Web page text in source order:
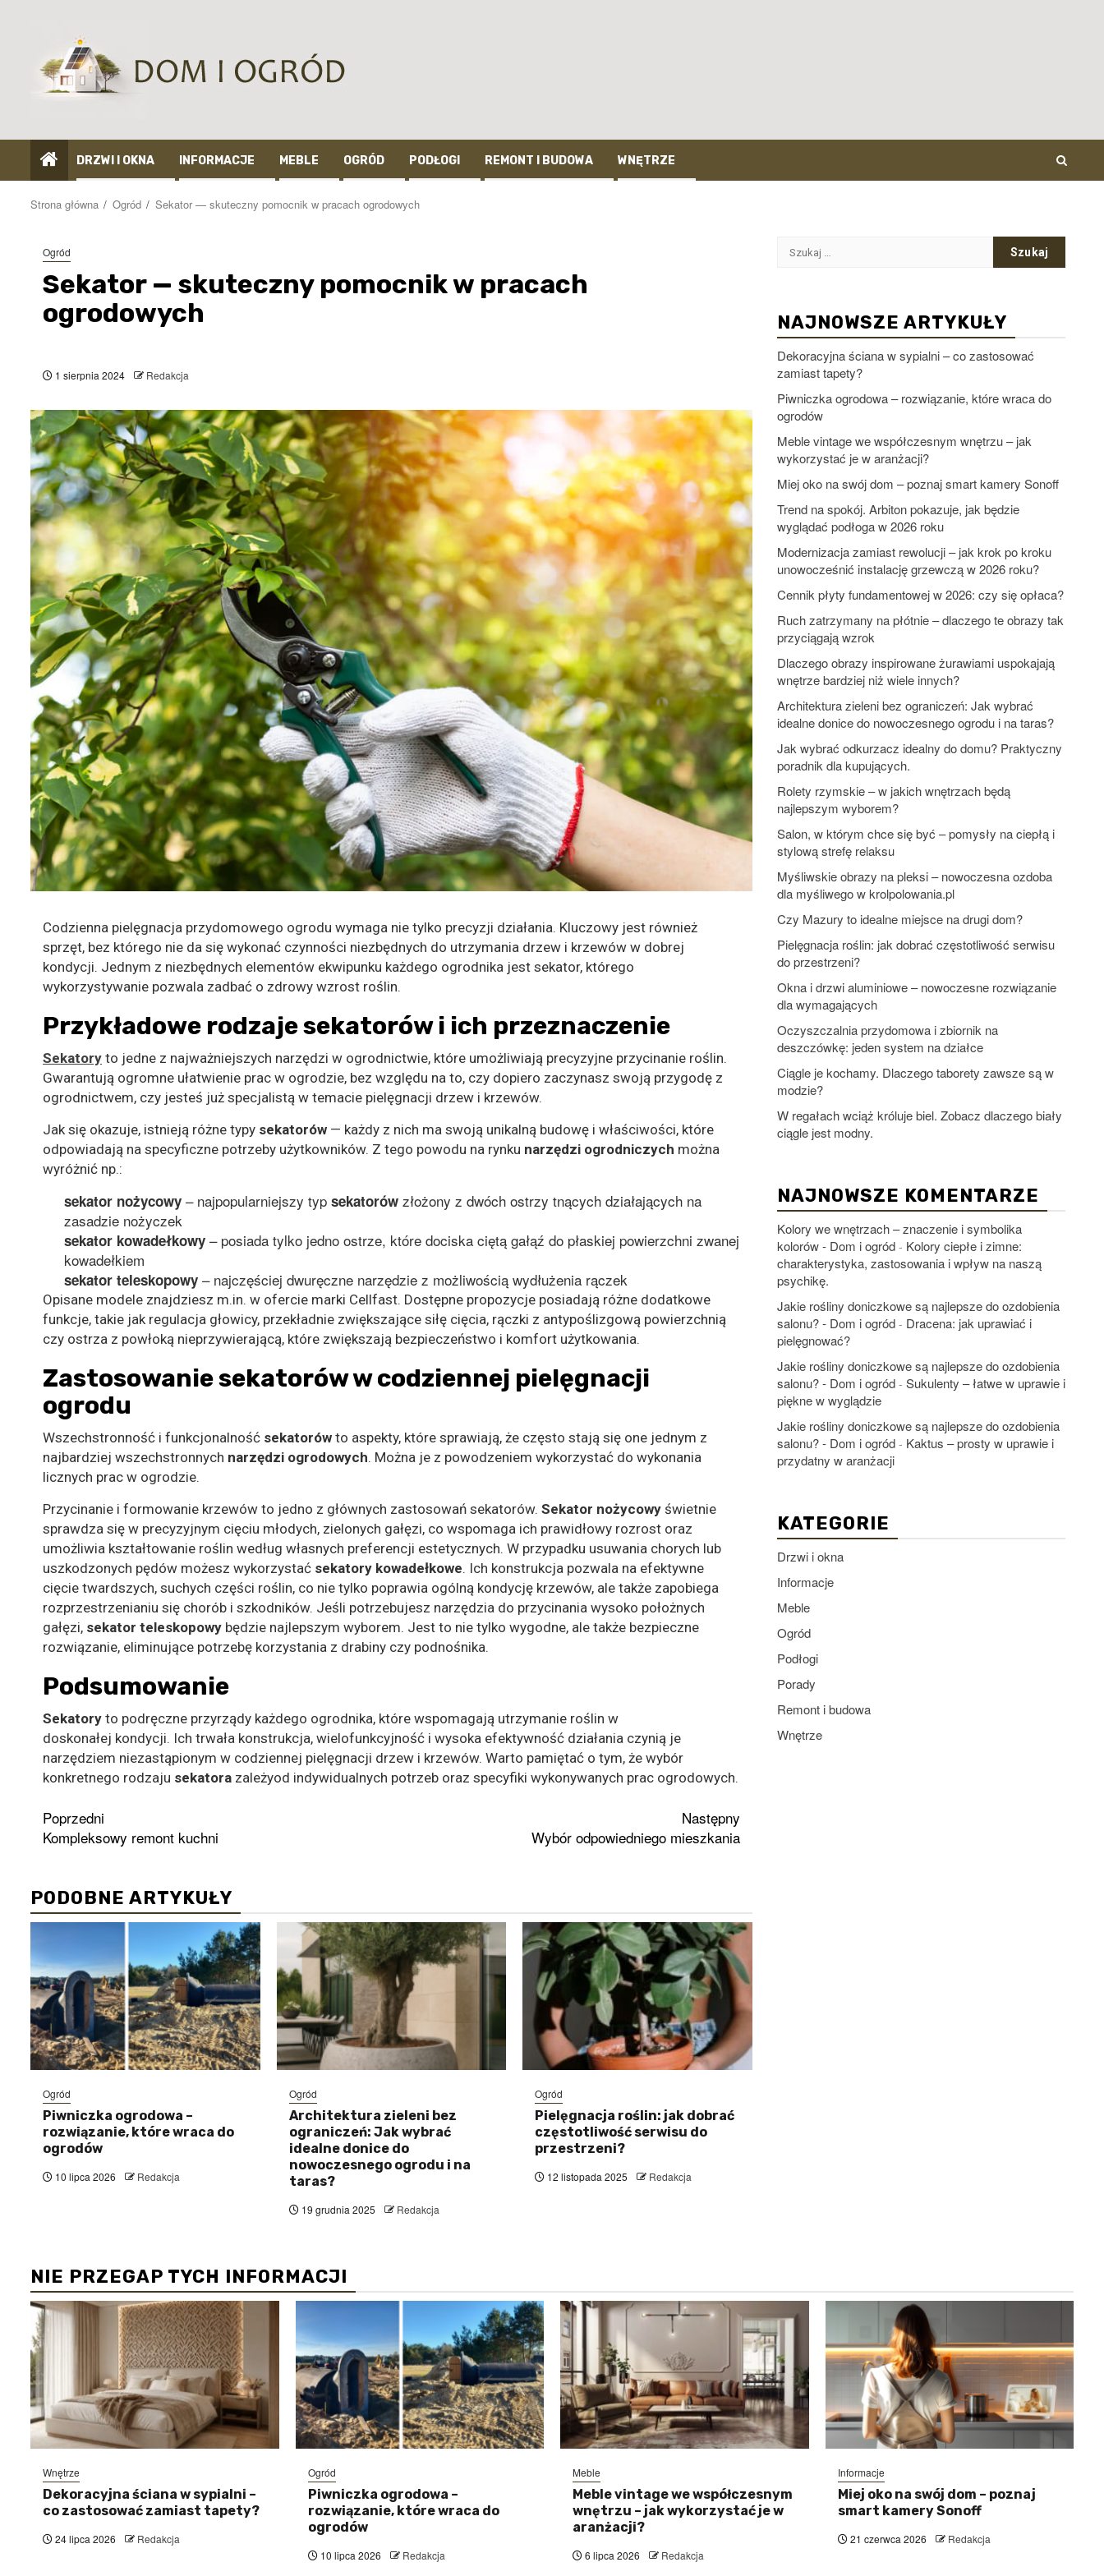
DRZWI I OKNA INFORMACJE MEBLE OGRÓD PODŁOGI REMONT I BUDOWA WNĘTRZE
Strona główna Ogród Sekator — skuteczny pomocnik w pracach ogrodowych
Ogród
Sekator — skuteczny pomocnik w pracach
ogrodowych
1 sierpnia 2024 Redakcja
Codzienna pielęgnacja przydomowego ogrodu wymaga nie tylko precyzji działania. Kluczowy jest również
sprzęt, bez którego nie da się wykonać czynności niezbędnych do utrzymania drzew i krzewów w dobrej
kondycji. Jednym z niezbędnych elementów ekwipunku każdego ogrodnika jest sekator, którego
wykorzystywanie pozwala zadbać o zdrowy wzrost roślin.
Przykładowe rodzaje sekatorów i ich przeznaczenie
Sekatory to jedne z najważniejszych narzędzi w ogrodnictwie, które umożliwiają precyzyjne przycinanie roślin.
Gwarantują ogromne ułatwienie prac w ogrodzie, bez względu na to, czy dopiero zaczynasz swoją przygodę z
ogrodnictwem, czy jesteś już specjalistą w temacie pielęgnacji drzew i krzewów.
Jak się okazuje, istnieją różne typy sekatorów — każdy z nich ma swoją unikalną budowę i właściwości, które
odpowiadają na specyficzne potrzeby użytkowników. Z tego powodu na rynku narzędzi ogrodniczych można
wyróżnić np.:
sekator nożycowy– najpopularniejszy typ sekatorówzłożony z dwóch ostrzy tnących działających na
zasadzie nożyczek
sekator kowadełkowy– posiada tylko jedno ostrze, które dociska ciętą gałąź do płaskiej powierzchni zwanej
kowadełkiem
sekator teleskopowy– najczęściej dwuręczne narzędzie z możliwością wydłużenia rączek
Opisane modele znajdziesz m.in. w ofercie marki Cellfast. Dostępne propozycje posiadają różne dodatkowe
funkcje, takie jak regulacja głowicy, przekładnie zwiększające siłę cięcia, rączki z antypoślizgową powierzchnią
czy ostrza z powłoką nieprzywierającą, które zwiększają bezpieczeństwo i komfort użytkowania.
Zastosowanie sekatorów w codziennej pielęgnacji
ogrodu
Wszechstronność i funkcjonalność sekatorów to aspekty, które sprawiają, że często stają się one jednym z
najbardziej wszechstronnych narzędzi ogrodowych. Można je z powodzeniem wykorzystać do wykonania
licznych prac w ogrodzie.
Przycinanie i formowanie krzewów to jedno z głównych zastosowań sekatorów. Sekator nożycowy świetnie
sprawdza się w precyzyjnym cięciu młodych, zielonych gałęzi, co wspomaga ich prawidłowy rozrost oraz
umożliwia kształtowanie roślin według własnych preferencji estetycznych. W przypadku usuwania chorych lub
uszkodzonych pędów możesz wykorzystać sekatory kowadełkowe. Ich konstrukcja pozwala na efektywne
cięcie twardszych, suchych części roślin, co nie tylko poprawia ogólną kondycję krzewów, ale także zapobiega
rozprzestrzenianiu się chorób i szkodników. Jeśli potrzebujesz narzędzia do przycinania wysoko położnych
gałęzi, sekator teleskopowy będzie najlepszym wyborem. Jest to nie tylko wygodne, ale także bezpieczne
rozwiązanie, eliminujące potrzebę korzystania z drabiny czy podnośnika.
Podsumowanie
Sekatory to podręczne przyrządy każdego ogrodnika, które wspomagają utrzymanie roślin w
doskonałej kondycji. Ich trwała konstrukcja, wielofunkcyjność i wysoka efektywność działania czynią je
narzędziem niezastąpionym w codziennej pielęgnacji drzew i krzewów. Warto pamiętać o tym, że wybór
konkretnego rodzaju sekatora zależyod indywidualnych potrzeb oraz specyfiki wykonywanych prac ogrodowych.
Zobacz
wpisy
Poprzedni
Kompleksowy remont kuchni
Następny
Wybór odpowiedniego mieszkania
PODOBNE ARTYKUŁY
Ogród
Piwniczka ogrodowa –
rozwiązanie, które wraca do
ogrodów
10 lipca 2026 Redakcja
Ogród
Architektura zieleni bez
ograniczeń: Jak wybrać
idealne donice do
nowoczesnego ogrodu i na
taras?
19 grudnia 2025 Redakcja
Ogród
Pielęgnacja roślin: jak dobrać
częstotliwość serwisu do
przestrzeni?
12 listopada 2025 Redakcja
Szukaj:
NAJNOWSZE ARTYKUŁY
Dekoracyjna ściana w sypialni – co zastosować
zamiast tapety?
Piwniczka ogrodowa – rozwiązanie, które wraca do
ogrodów
Meble vintage we współczesnym wnętrzu – jak
wykorzystać je w aranżacji?
Miej oko na swój dom – poznaj smart kamery Sonoff
Trend na spokój. Arbiton pokazuje, jak będzie
wyglądać podłoga w 2026 roku
Modernizacja zamiast rewolucji – jak krok po kroku
unowocześnić instalację grzewczą w 2026 roku?
Cennik płyty fundamentowej w 2026: czy się opłaca?
Ruch zatrzymany na płótnie – dlaczego te obrazy tak
przyciągają wzrok
Dlaczego obrazy inspirowane żurawiami uspokajają
wnętrze bardziej niż wiele innych?
Architektura zieleni bez ograniczeń: Jak wybrać
idealne donice do nowoczesnego ogrodu i na taras?
Jak wybrać odkurzacz idealny do domu? Praktyczny
poradnik dla kupujących.
Rolety rzymskie – w jakich wnętrzach będą
najlepszym wyborem?
Salon, w którym chce się być – pomysły na ciepłą i
stylową strefę relaksu
Myśliwskie obrazy na pleksi – nowoczesna ozdoba
dla myśliwego w krolpolowania.pl
Czy Mazury to idealne miejsce na drugi dom?
Pielęgnacja roślin: jak dobrać częstotliwość serwisu
do przestrzeni?
Okna i drzwi aluminiowe – nowoczesne rozwiązanie
dla wymagających
Oczyszczalnia przydomowa i zbiornik na
deszczówkę: jeden system na działce
Ciągle je kochamy. Dlaczego taborety zawsze są w
modzie?
W regałach wciąż króluje biel. Zobacz dlaczego biały
ciągle jest modny.
NAJNOWSZE KOMENTARZE
Kolory we wnętrzach – znaczenie i symbolika
kolorów - Dom i ogród - Kolory ciepłe i zimne:
charakterystyka, zastosowania i wpływ na naszą
psychikę.
Jakie rośliny doniczkowe są najlepsze do ozdobienia
salonu? - Dom i ogród - Dracena: jak uprawiać i
pielęgnować?
Jakie rośliny doniczkowe są najlepsze do ozdobienia
salonu? - Dom i ogród - Sukulenty – łatwe w uprawie i
piękne w wyglądzie
Jakie rośliny doniczkowe są najlepsze do ozdobienia
salonu? - Dom i ogród - Kaktus – prosty w uprawie i
przydatny w aranżacji
KATEGORIE
Drzwi i okna
Informacje
Meble
Ogród
Podłogi
Porady
Remont i budowa
Wnętrze
NIE PRZEGAP TYCH INFORMACJI
Wnętrze
Dekoracyjna ściana w sypialni –
co zastosować zamiast tapety?
24 lipca 2026 Redakcja
Ogród
Piwniczka ogrodowa –
rozwiązanie, które wraca do
ogrodów
10 lipca 2026 Redakcja
Meble
Meble vintage we współczesnym
wnętrzu – jak wykorzystać je w
aranżacji?
6 lipca 2026 Redakcja
Informacje
Miej oko na swój dom – poznaj
smart kamery Sonoff
21 czerwca 2026 Redakcja